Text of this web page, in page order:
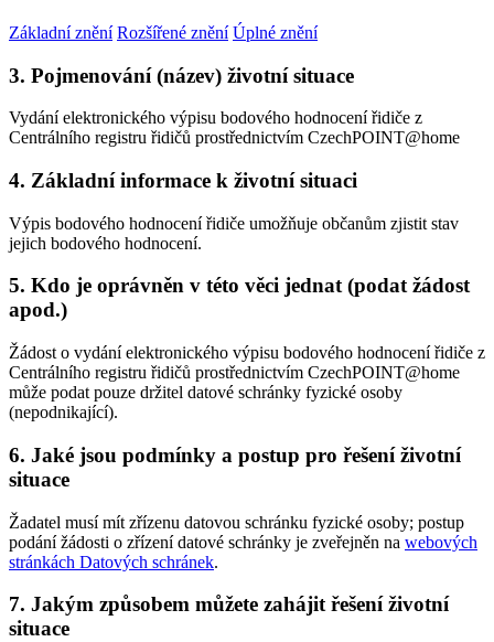
Základní znění Rozšířené znění Úplné znění
3. Pojmenování (název) životní situace
Vydání elektronického výpisu bodového hodnocení řidiče z
Centrálního registru řidičů prostřednictvím CzechPOINT@home
4. Základní informace k životní situaci
Výpis bodového hodnocení řidiče umožňuje občanům zjistit stav
jejich bodového hodnocení.
5. Kdo je oprávněn v této věci jednat (podat žádost
apod.)
Žádost o vydání elektronického výpisu bodového hodnocení řidiče z
Centrálního registru řidičů prostřednictvím CzechPOINT@home
může podat pouze držitel datové schránky fyzické osoby
(nepodnikající).
6. Jaké jsou podmínky a postup pro řešení životní
situace
Žadatel musí mít zřízenu datovou schránku fyzické osoby; postup
podání žádosti o zřízení datové schránky je zveřejněn na webových
stránkách Datových schránek.
7. Jakým způsobem můžete zahájit řešení životní
situace